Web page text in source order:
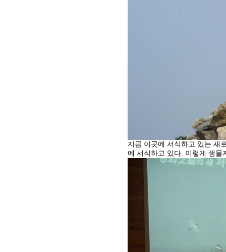
지금 이곳에 서식하고 있는 새
에 서식하고 있다. 이렇게 생물